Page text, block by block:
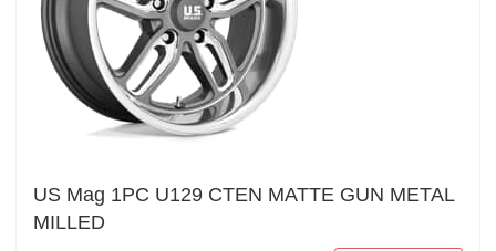
US Mag 1PC U129 CTEN MATTE GUN METAL
MILLED